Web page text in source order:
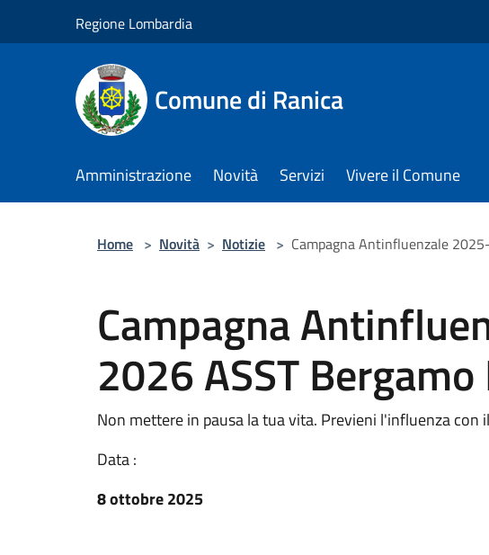
Regione Lombardia
Comune di Ranica
Amministrazione Novità Servizi Vivere il Comune
Home > Novità > Notizie > Campagna Antinfluenzale
Campagna
2026 ASST
Non mettere in pausa la tua vita. Previeni l'influenza con
Data :
8 ottobre 2025